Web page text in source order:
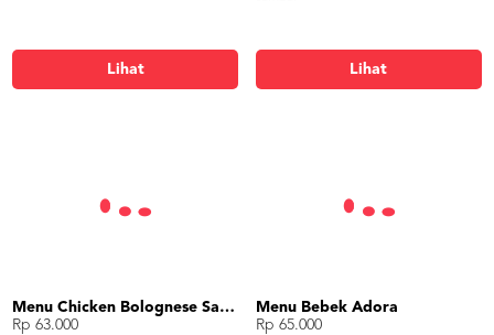
Lihat Lihat
Menu Chicken Bolognese Sauce
Rp 63.000
Menu Bebek Adora
Rp 65.000